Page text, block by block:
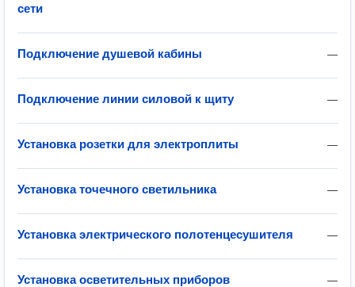
сети
—
Подключение душевой кабины
—
Подключение линии силовой к щиту
—
Установка розетки для электроплиты
—
Установка точечного светильника
—
Установка электрического полотенцесушителя
—
Установка осветительных приборов